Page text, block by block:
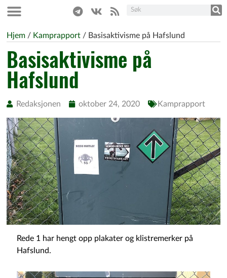
Hjem / Kamprapport / Basisaktivisme på Hafslund
Basisaktivisme på
Hafslund
Redaksjonen oktober 24, 2020 Kamprapport
Rede 1 har hengt opp plakater og klistremerker på
Hafslund.